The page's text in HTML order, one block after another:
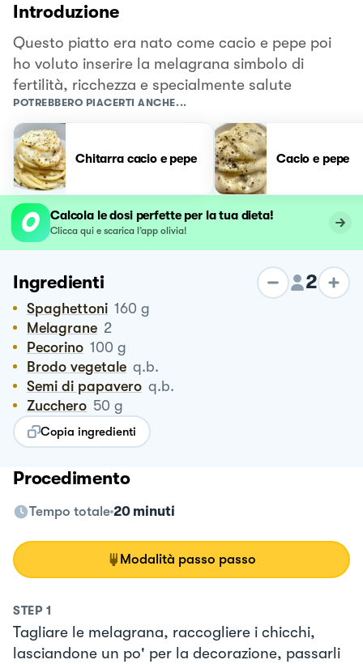
Introduzione
Questo piatto era nato come cacio e pepe poi
ho voluto inserire la melagrana simbolo di
fertilità, ricchezza e specialmente salute
POTREBBERO PIACERTI ANCHE...
Chitarra cacio e pepe Cacio e pepe
Calcola le dosi perfette per la tua dieta!
Clicca qui e scarica l’app olivia!
Ingredienti 2
Spaghettoni 160 g
Melagrane 2
Pecorino 100 g
Brodo vegetale q.b.
Semi di papavero q.b.
Zucchero 50 g
Copia ingredienti
Procedimento
Tempo totale 20 minuti
Modalità passo passo
STEP 1
Tagliare le melagrana, raccogliere i chicchi,
lasciandone un po' per la decorazione, passarli